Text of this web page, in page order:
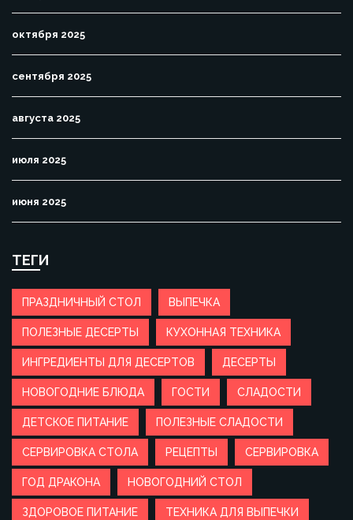
октября 2025
сентября 2025
августа 2025
июля 2025
июня 2025
ТЕГИ
ПРАЗДНИЧНЫЙ СТОЛ ВЫПЕЧКА
ПОЛЕЗНЫЕ ДЕСЕРТЫ КУХОННАЯ ТЕХНИКА
ИНГРЕДИЕНТЫ ДЛЯ ДЕСЕРТОВ ДЕСЕРТЫ
НОВОГОДНИЕ БЛЮДА ГОСТИ СЛАДОСТИ
ДЕТСКОЕ ПИТАНИЕ ПОЛЕЗНЫЕ СЛАДОСТИ
СЕРВИРОВКА СТОЛА РЕЦЕПТЫ СЕРВИРОВКА
ГОД ДРАКОНА НОВОГОДНИЙ СТОЛ
ЗДОРОВОЕ ПИТАНИЕ ТЕХНИКА ДЛЯ ВЫПЕЧКИ